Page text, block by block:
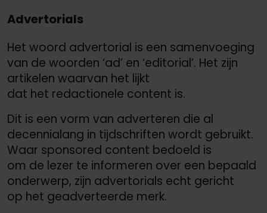
Advertorials
Het woord advertorial is een samenvoeging
van de woorden ‘ad’ en ‘editorial’. Het zijn
artikelen waarvan het lijkt
dat het redactionele content is.
Dit is een vorm van adverteren die al
decennialang in tijdschriften wordt gebruikt.
Waar sponsored content bedoeld is
om de lezer te informeren over een bepaald
onderwerp, zijn advertorials echt gericht
op het geadverteerde merk.